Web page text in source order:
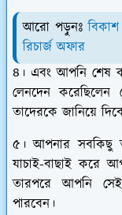
আরো পড়ুনঃ
রিচার্জ অফার
৪। এবং আপনি শেষ
লেনদেন
তাদেরকে জানিয়ে
৫। আপনার সবকিছু
যাচাই-বাছাই করে
তারপরে আপনি
পারবেন।